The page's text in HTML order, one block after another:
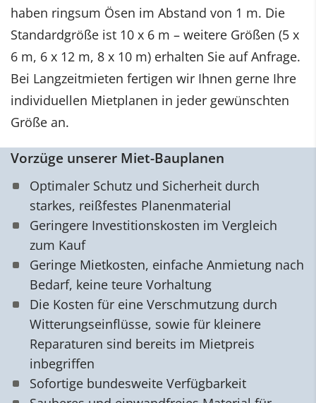
haben ringsum Ösen im Abstand von 1 m. Die
Standardgröße ist 10 x 6 m – weitere Größen (5 x
6 m, 6 x 12 m, 8 x 10 m) erhalten Sie auf Anfrage.
Bei Langzeitmieten fertigen wir Ihnen gerne Ihre
individuellen Mietplanen in jeder gewünschten
Größe an.
Vorzüge unserer Miet-Bauplanen
Optimaler Schutz und Sicherheit durch
starkes, reißfestes Planenmaterial
Geringere Investitionskosten im Vergleich
zum Kauf
Geringe Mietkosten, einfache Anmietung nach
Bedarf, keine teure Vorhaltung
Die Kosten für eine Verschmutzung durch
Witterungseinflüsse, sowie für kleinere
Reparaturen sind bereits im Mietpreis
inbegriffen
Sofortige bundesweite Verfügbarkeit